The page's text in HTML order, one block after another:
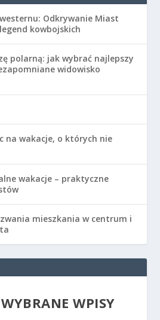
Odkrywanie Miast
kowbojskich
polarną: jak wybrać najlepszy
widowisko
na wakacje, o których nie
wakacje – praktyczne
mieszkania w centrum i
WPISY